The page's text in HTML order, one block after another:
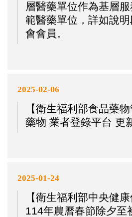
層醫藥單位作為基層
範醫藥單位，詳如說
會會員。
2025-02-06
【衛生福利部食品藥
藥物 業者登錄平台 更
2025-01-24
【衛生福利部中央健
114年農曆春節除夕至